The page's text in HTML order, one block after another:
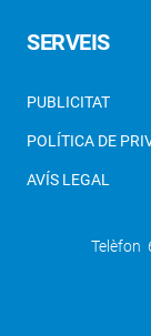
SERVEIS
PUBLICITAT
POLÍTICA DE
AVÍS LEGAL
Telèfon